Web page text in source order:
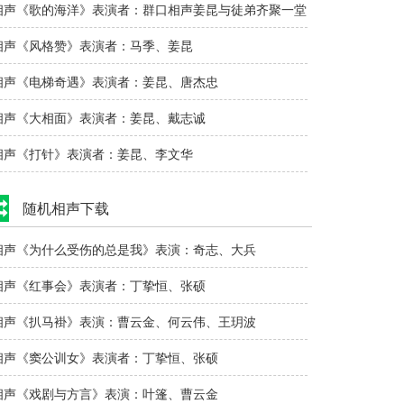
声《歌的海洋》表演者：群口相声姜昆与徒弟齐聚一堂
声《风格赞》表演者：马季、姜昆
声《电梯奇遇》表演者：姜昆、唐杰忠
声《大相面》表演者：姜昆、戴志诚
声《打针》表演者：姜昆、李文华
随机相声下载
声《为什么受伤的总是我》表演：奇志、大兵
声《红事会》表演者：丁挚恒、张硕
声《扒马褂》表演：曹云金、何云伟、王玥波
声《窦公训女》表演者：丁挚恒、张硕
声《戏剧与方言》表演：叶篷、曹云金